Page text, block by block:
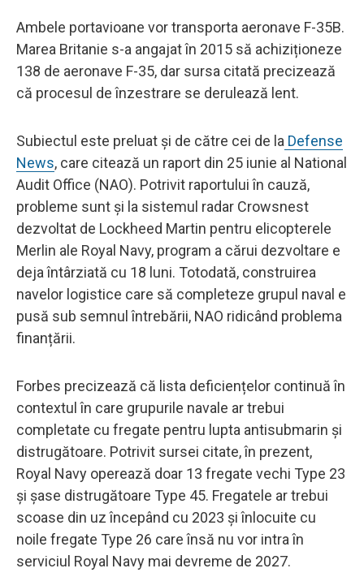
Ambele portavioane vor transporta aeronave F-35B.
Marea Britanie s-a angajat în 2015 să achiziționeze
138 de aeronave F-35, dar sursa citată precizează
că procesul de înzestrare se derulează lent.
Subiectul este preluat și de către cei de la Defense
News, care citează un raport din 25 iunie al National
Audit Office (NAO). Potrivit raportului în cauză,
probleme sunt și la sistemul radar Crowsnest
dezvoltat de Lockheed Martin pentru elicopterele
Merlin ale Royal Navy, program a cărui dezvoltare e
deja întârziată cu 18 luni. Totodată, construirea
navelor logistice care să completeze grupul naval e
pusă sub semnul întrebării, NAO ridicând problema
finanțării.
Forbes precizează că lista deficiențelor continuă în
contextul în care grupurile navale ar trebui
completate cu fregate pentru lupta antisubmarin și
distrugătoare. Potrivit sursei citate, în prezent,
Royal Navy operează doar 13 fregate vechi Type 23
și șase distrugătoare Type 45. Fregatele ar trebui
scoase din uz începând cu 2023 și înlocuite cu
noile fregate Type 26 care însă nu vor intra în
serviciul Royal Navy mai devreme de 2027.